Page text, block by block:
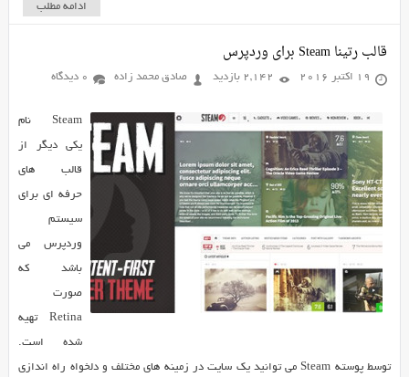
ادامه مطلب
قالب رتینا Steam برای وردپرس
19 اکتبر 2016 2,142 بازدید صادق محمد زاده 0 دیدگاه
Steam نام
یکی دیگر از
قالب های
حرفه ای برای
سیستم
وردپرس می
باشد که
صورت
Retina تهیه
شده است.
توسط پوسته Steam می توانید یک سایت در زمینه های مختلف و دلخواه راه اندازی